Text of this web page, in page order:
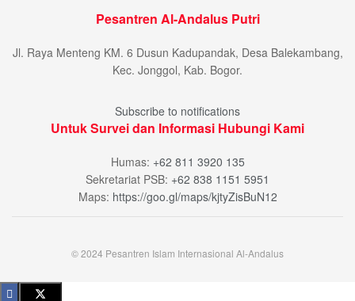
Pesantren Al-Andalus Putri
Jl. Raya Menteng KM. 6 Dusun Kadupandak, Desa Balekambang,
Kec. Jonggol, Kab. Bogor.
Subscribe to notifications
Untuk Survei dan Informasi Hubungi Kami
Humas: +62 811 3920 135
Sekretariat PSB: +62 838 1151 5951
Maps: https://goo.gl/maps/kjtyZisBuN12
© 2024 Pesantren Islam Internasional Al-Andalus